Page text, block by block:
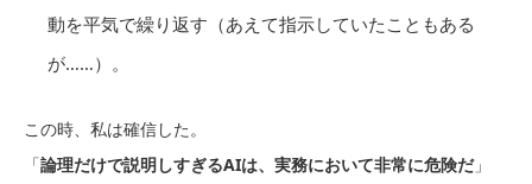
動を平気で繰り返す（あえて指示していたこともある
が……）。
この時、私は確信した。
「論理だけで説明しすぎるAIは、実務において非常に危険だ」